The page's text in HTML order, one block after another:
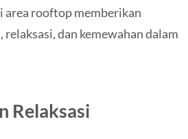
area rooftop memberikan
dan kemewahan dalam
Relaksasi